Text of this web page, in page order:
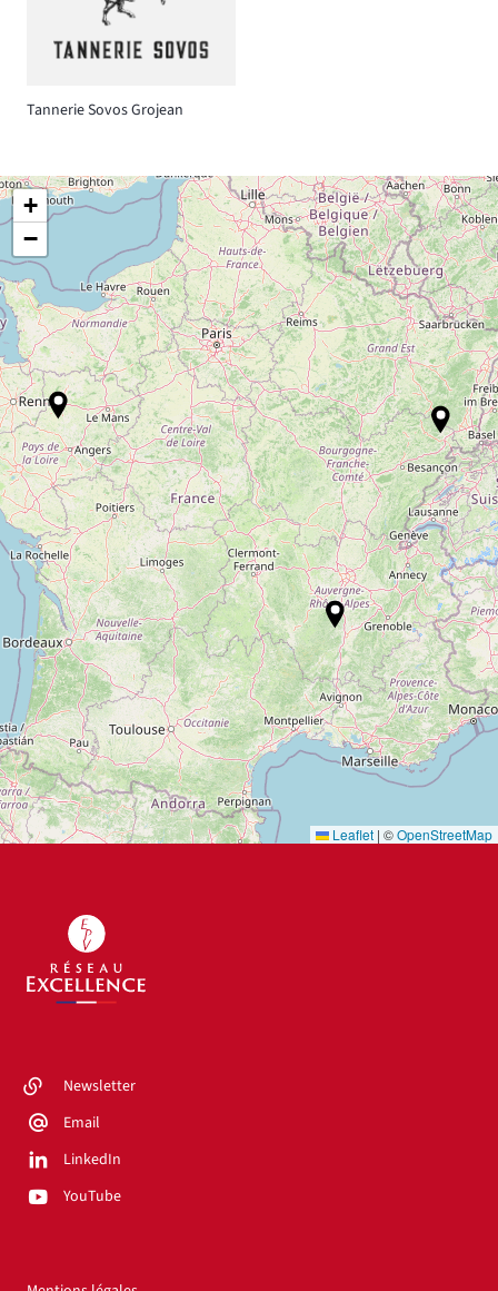
Tannerie Sovos Grojean
+
−
Leaflet | ©OpenStreetMap
Newsletter
Email
LinkedIn
YouTube